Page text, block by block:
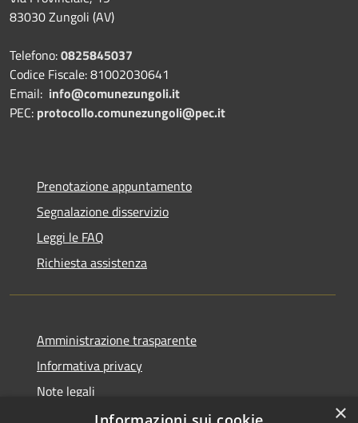
83030 Zungoli (AV)
Telefono:0825845037
Codice Fiscale: 81002030641
Email: info@comunezungoli.it
PEC: protocollo.comunezungoli@pec.it
Prenotazione appuntamento
Segnalazione disservizio
Leggi le FAQ
Richiesta assistenza
Amministrazione trasparente
Informativa privacy
Note legali
Dichiarazione di accessibilità
×